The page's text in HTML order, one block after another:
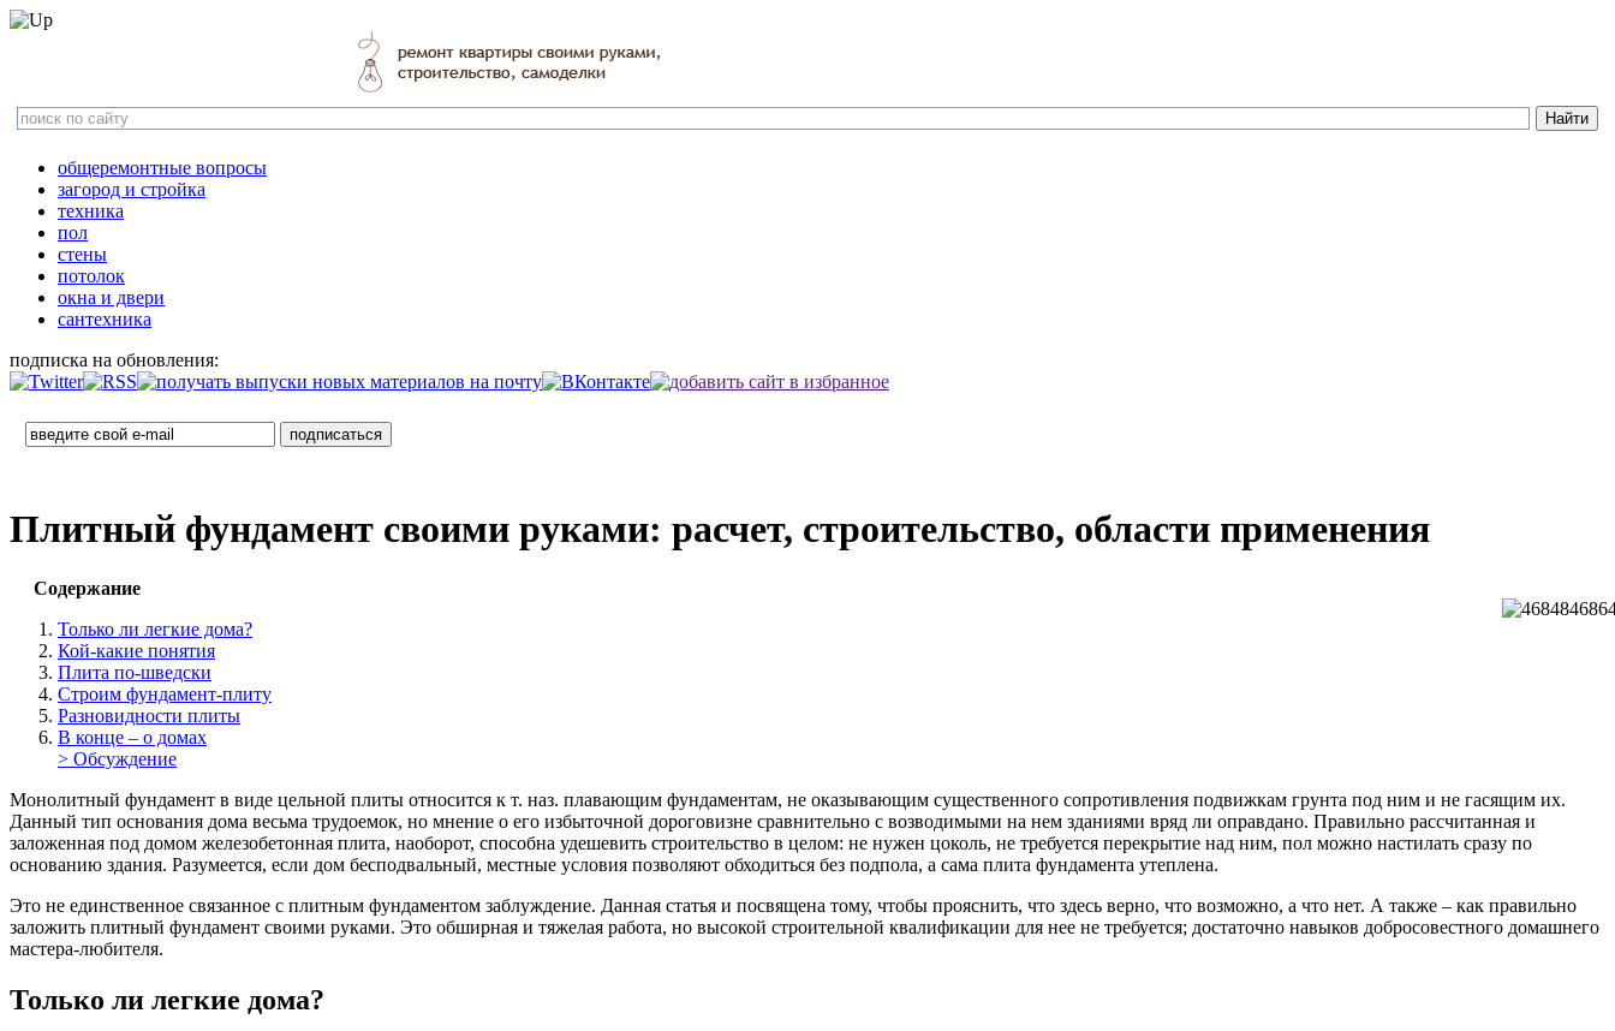
общеремонтные вопросы
загород и стройка
техника
пол
стены
потолок
окна и двери
сантехника
подписка на обновления:
Плитный фундамент своими руками: расчет, строительство, области применения
Содержание
Только ли легкие дома?
Кой-какие понятия
Плита по-шведски
Строим фундамент-плиту
Разновидности плиты
В конце – о домах
> Обсуждение
Монолитный фундамент в виде цельной плиты относится к т. наз. плавающим фундаментам, не оказывающим существенного сопротивления подвижкам грунта под ним и не гасящим их.
Данный тип основания дома весьма трудоемок, но мнение о его избыточной дороговизне сравнительно с возводимыми на нем зданиями вряд ли оправдано. Правильно рассчитанная и
заложенная под домом железобетонная плита, наоборот, способна удешевить строительство в целом: не нужен цоколь, не требуется перекрытие над ним, пол можно настилать сразу по
основанию здания. Разумеется, если дом бесподвальный, местные условия позволяют обходиться без подпола, а сама плита фундамента утеплена.
Это не единственное связанное с плитным фундаментом заблуждение. Данная статья и посвящена тому, чтобы прояснить, что здесь верно, что возможно, а что нет. А также – как правильно
заложить плитный фундамент своими руками. Это обширная и тяжелая работа, но высокой строительной квалификации для нее не требуется; достаточно навыков добросовестного домашнего
мастера-любителя.
Только ли легкие дома?